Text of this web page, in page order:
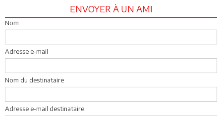
ENVOYER À UN AMI
Nom
Adresse e-mail
Nom du destinataire
Adresse e-mail destinataire